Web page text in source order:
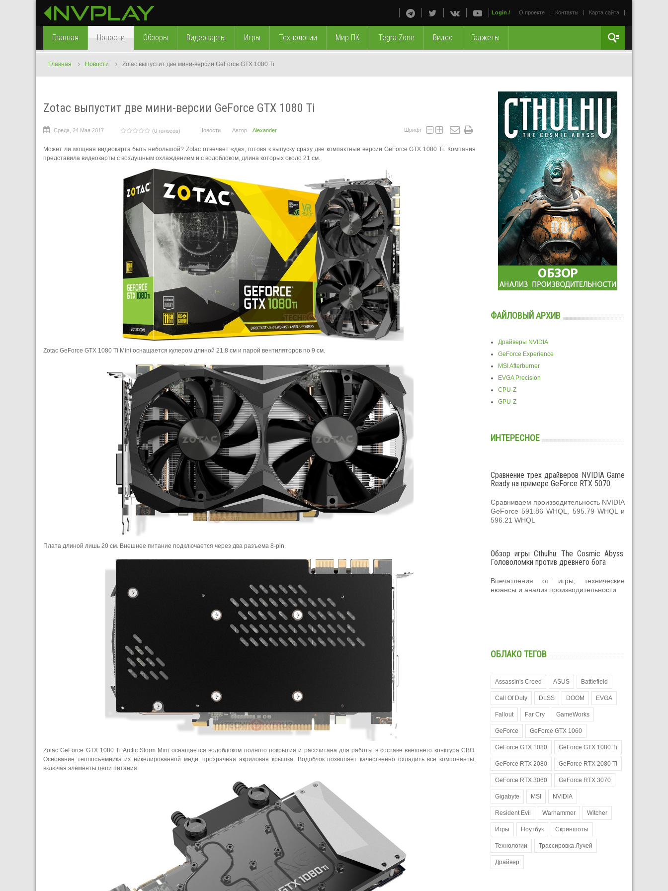
О проекте Контакты Карта сайта
Login /
Главная Новости Обзоры Видеокарты Игры Технологии Мир ПК Tegra Zone Видео Гаджеты
Главная Новости Zotac выпустит две мини-версии GeForce GTX 1080 Ti
Zotac выпустит две мини-версии GeForce GTX 1080 Ti
Среда, 24 Мая 2017 (0 голосов) Новости Автор Alexander Шрифт
Может ли мощная видеокарта быть небольшой? Zotac отвечает «да», готовя к выпуску сразу две компактные версии GeForce GTX 1080 Ti. Компания
представила видеокарты с воздушным охлаждением и с водоблоком, длина которых около 21 см.
Zotac GeForce GTX 1080 Ti Mini оснащается кулером длиной 21,8 см и парой вентиляторов по 9 см.
Плата длиной лишь 20 см. Внешнее питание подключается через два разъема 8-pin.
Zotac GeForce GTX 1080 Ti Arctic Storm Mini оснащается водоблоком полного покрытия и рассчитана для работы в составе внешнего конктура СВО.
Основание теплосъемника из никелированной меди, прозрачная акриловая крышка. Водоблок позволяет качественно охладить все компоненты,
включая элементы цепи питания.
ФАЙЛОВЫЙ АРХИВ
Драйверы NVIDIA
GeForce Experience
MSI Afterburner
EVGA Precision
CPU-Z
GPU-Z
ИНТЕРЕСНОЕ
Сравнение трех драйверов NVIDIA Game
Ready на примере GeForce RTX 5070
Сравниваем производительность NVIDIA
GeForce 591.86 WHQL, 595.79 WHQL и
596.21 WHQL
Обзор игры Cthulhu: The Cosmic Abyss.
Головоломки против древнего бога
Впечатления от игры, технические
нюансы и анализ производительности
ОБЛАКО ТЕГОВ
Assassin's Creed ASUS Battlefield
Call Of Duty DLSS DOOM EVGA
Fallout Far Cry GameWorks
GeForce GeForce GTX 1060
GeForce GTX 1080 GeForce GTX 1080 Ti
GeForce RTX 2080 GeForce RTX 2080 Ti
GeForce RTX 3060 GeForce RTX 3070
Gigabyte MSI NVIDIA
Resident Evil Warhammer Witcher
Игры Ноутбук Скриншоты
Технологии Трассировка Лучей
Драйвер